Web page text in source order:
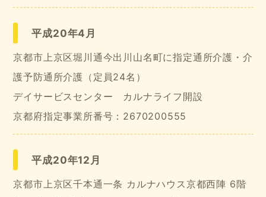
平成20年4月
京都市上京区堀川通今出川山名町に指定通所介護・介
護予防通所介護（定員24名）
デイサービスセンター カルナライフ開設
京都府指定事業所番号：2670200555
平成20年12月
京都市上京区千本通一条 カルナハウス京都西陣 6階